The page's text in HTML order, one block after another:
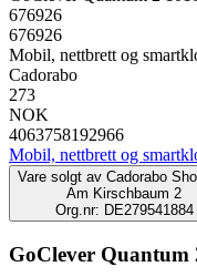
676926
676926
Mobil, nettbrett og
Cadorabo
273
NOK
4063758192966
Mobil, nettbrett og
Vare solgt av Cadorabo
Am Kirschbaum 2
Org.nr: DE279541884
GoClever Quantum